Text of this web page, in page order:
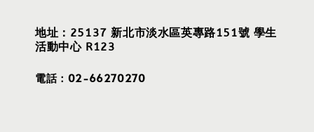
地址：25137 新北市淡水區英專路151號 學生
活動中心 R123
電話：02-66270270